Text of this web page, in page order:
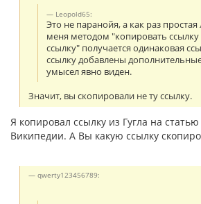
Leopold65:
Это не паранойя, а как раз простая
меня методом "копировать ссылку
ссылку" получается одинаковая
ссылку добавлены
умысел явно виден.
Значит, вы скопировали не ту ссылку.
Я копировал ссылку из Гугла на
Википедии. А Вы какую ссылку
qwerty123456789: